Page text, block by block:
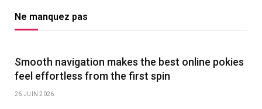
Ne manquez pas
Smooth navigation makes the best online pokies
feel effortless from the first spin
26 JUIN 2026